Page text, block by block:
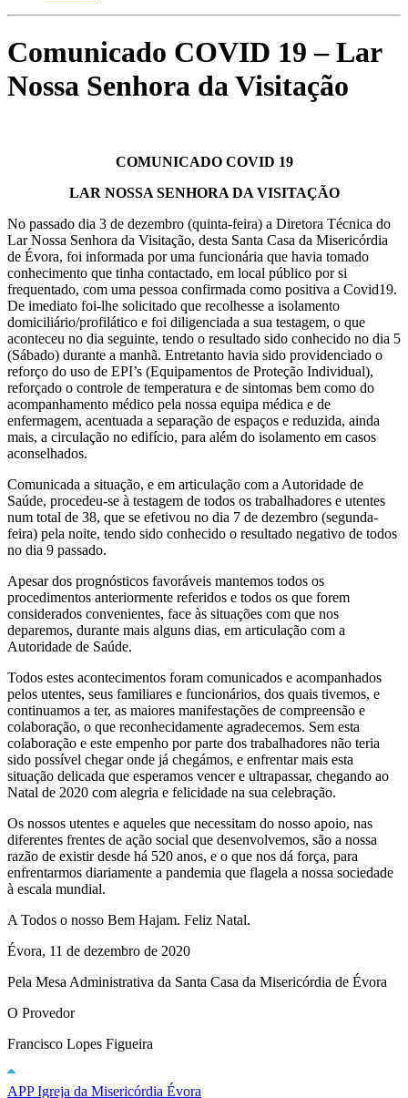
Comunicado COVID 19 – Lar
Nossa Senhora da Visitação
COMUNICADO COVID 19
LAR NOSSA SENHORA DA VISITAÇÃO
No passado dia 3 de dezembro (quinta-feira) a Diretora Técnica do
Lar Nossa Senhora da Visitação, desta Santa Casa da Misericórdia
de Évora, foi informada por uma funcionária que havia tomado
conhecimento que tinha contactado, em local público por si
frequentado, com uma pessoa confirmada como positiva a Covid19.
De imediato foi-lhe solicitado que recolhesse a isolamento
domiciliário/profilático e foi diligenciada a sua testagem, o que
aconteceu no dia seguinte, tendo o resultado sido conhecido no dia 5
(Sábado) durante a manhã. Entretanto havia sido providenciado o
reforço do uso de EPI’s (Equipamentos de Proteção Individual),
reforçado o controle de temperatura e de sintomas bem como do
acompanhamento médico pela nossa equipa médica e de
enfermagem, acentuada a separação de espaços e reduzida, ainda
mais, a circulação no edifício, para além do isolamento em casos
aconselhados.
Comunicada a situação, e em articulação com a Autoridade de
Saúde, procedeu-se à testagem de todos os trabalhadores e utentes
num total de 38, que se efetivou no dia 7 de dezembro (segunda-
feira) pela noite, tendo sido conhecido o resultado negativo de todos
no dia 9 passado.
Apesar dos prognósticos favoráveis mantemos todos os
procedimentos anteriormente referidos e todos os que forem
considerados convenientes, face às situações com que nos
deparemos, durante mais alguns dias, em articulação com a
Autoridade de Saúde.
Todos estes acontecimentos foram comunicados e acompanhados
pelos utentes, seus familiares e funcionários, dos quais tivemos, e
continuamos a ter, as maiores manifestações de compreensão e
colaboração, o que reconhecidamente agradecemos. Sem esta
colaboração e este empenho por parte dos trabalhadores não teria
sido possível chegar onde já chegámos, e enfrentar mais esta
situação delicada que esperamos vencer e ultrapassar, chegando ao
Natal de 2020 com alegria e felicidade na sua celebração.
Os nossos utentes e aqueles que necessitam do nosso apoio, nas
diferentes frentes de ação social que desenvolvemos, são a nossa
razão de existir desde há 520 anos, e o que nos dá força, para
enfrentarmos diariamente a pandemia que flagela a nossa sociedade
à escala mundial.
A Todos o nosso Bem Hajam. Feliz Natal.
Évora, 11 de dezembro de 2020
Pela Mesa Administrativa da Santa Casa da Misericórdia de Évora
O Provedor
Francisco Lopes Figueira
APP Igreja da Misericórdia Évora